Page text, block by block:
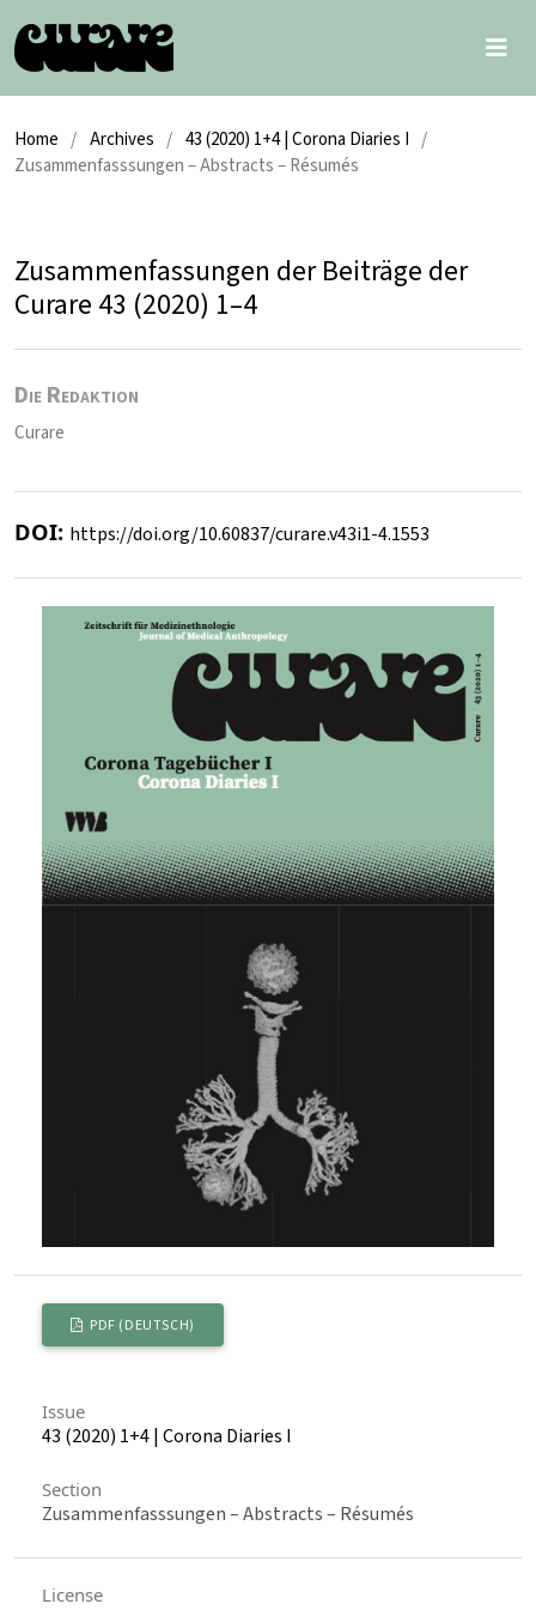
Home / Archives / 43 (2020) 1+4 | Corona Diaries I /
Zusammenfasssungen – Abstracts – Résumés
Zusammenfassungen der Beiträge der
Curare 43 (2020) 1–4
Die Redaktion
Curare
DOI: https://doi.org/10.60837/curare.v43i1-4.1553
PDF (DEUTSCH)
Issue
43 (2020) 1+4 | Corona Diaries I
Section
Zusammenfasssungen – Abstracts – Résumés
License